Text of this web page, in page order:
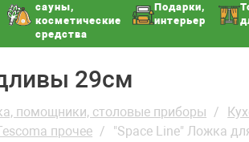
сауны,
косметические
средства
Подарки,
интерьер
29см
помощники, столовые приборы
прочее "Space Line" Ложка